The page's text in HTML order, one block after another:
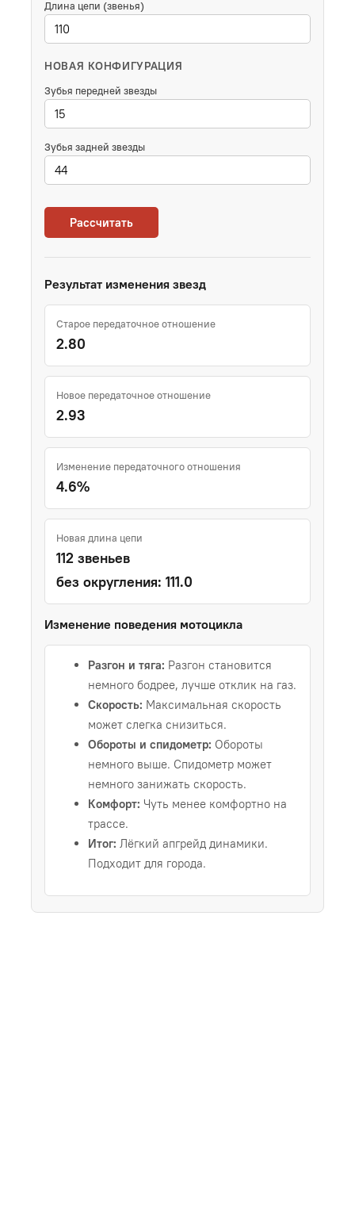
Длина цепи (звенья)
НОВАЯ КОНФИГУРАЦИЯ
Зубья передней звезды
Зубья задней звезды
Рассчитать
Результат изменения звезд
Старое передаточное отношение
2.80
Новое передаточное отношение
2.93
Изменение передаточного отношения
4.6%
Новая длина цепи
112 звеньев
без округления: 111.0
Изменение поведения мотоцикла
Разгон и тяга: Разгон становится
немного бодрее, лучше отклик на газ.
Скорость: Максимальная скорость
может слегка снизиться.
Обороты и спидометр: Обороты
немного выше. Спидометр может
немного занижать скорость.
Комфорт: Чуть менее комфортно на
трассе.
Итог: Лёгкий апгрейд динамики.
Подходит для города.